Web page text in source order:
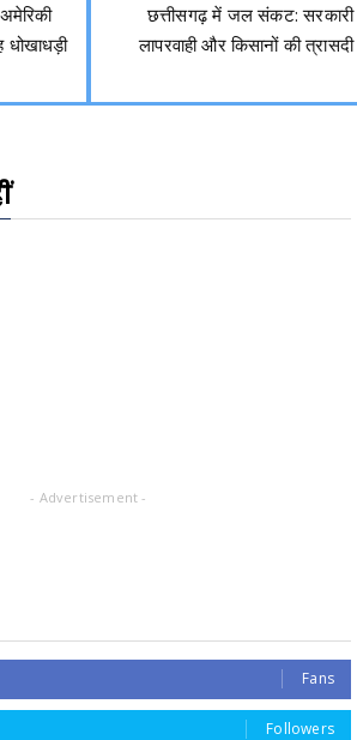
धोखाधड़ी
छत्तीसगढ़ में जल संकट: सरकारी
लापरवाही और किसानों की त्रासदी
- Advertisement -
Fans
Followers